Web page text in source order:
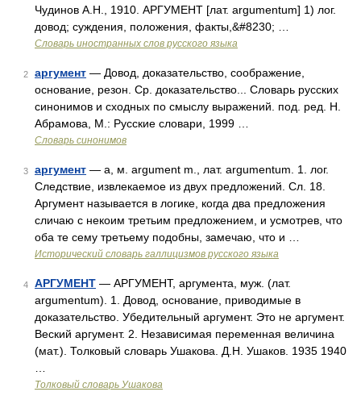
Чудинов А.Н., 1910. АРГУМЕНТ [лат. argumentum] 1) лог.
довод; суждения, положения, факты,&#8230; …
Словарь иностранных слов русского языка
2 аргумент — Довод, доказательство, соображение,
основание, резон. Ср. доказательство... Словарь русских
синонимов и сходных по смыслу выражений. под. ред. Н.
Абрамова, М.: Русские словари, 1999 …
Словарь синонимов
3 аргумент — а, м. argument m., лат. argumentum. 1. лог.
Следствие, извлекаемое из двух предложений. Сл. 18.
Аргумент называется в логике, когда два предложения
сличаю с некоим третьим предложением, и усмотрев, что
оба те сему третьему подобны, замечаю, что и …
Исторический словарь галлицизмов русского языка
4 АРГУМЕНТ — АРГУМЕНТ, аргумента, муж. (лат.
argumentum). 1. Довод, основание, приводимые в
доказательство. Убедительный аргумент. Это не аргумент.
Веский аргумент. 2. Независимая переменная величина
(мат.). Толковый словарь Ушакова. Д.Н. Ушаков. 1935 1940
Толковый словарь Ушакова